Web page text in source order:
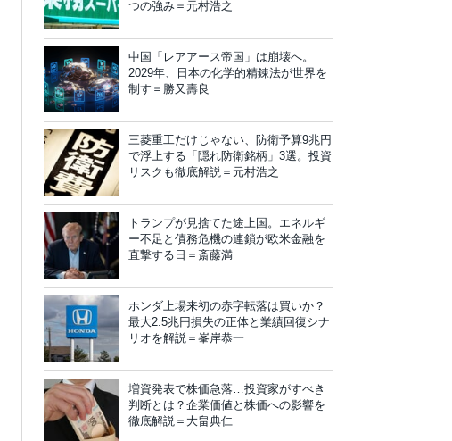
つの強み＝元村浩之
中国「レアアース帝国」は崩壊へ。
2029年、日本の化学的精錬法が世界を
制す＝勝又壽良
三菱重工だけじゃない、防衛予算9兆円
で浮上する「隠れ防衛銘柄」3選。投資
リスクも徹底解説＝元村浩之
トランプが見捨てた途上国。エネルギ
ー不足と債務危機の連鎖が欧米金融を
直撃する日＝斎藤満
ホンダ上場来初の赤字転落は買いか？
最大2.5兆円損失の正体と業績回復シナ
リオを解説＝峯岸恭一
増資発表で株価急落…投資家がすべき
判断とは？企業価値と株価への影響を
徹底解説＝大畠典仁